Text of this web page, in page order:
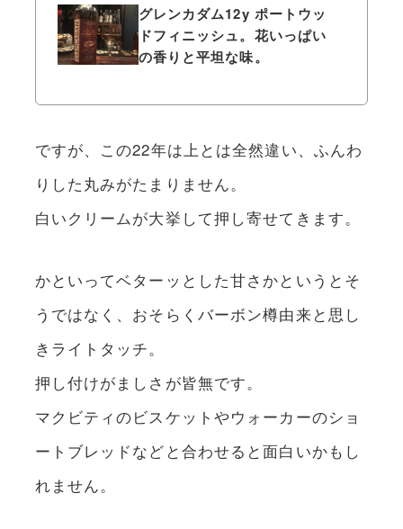
グレンカダム12y ポートウッ
ドフィニッシュ。花いっぱい
の香りと平坦な味。
ですが、この22年は上とは全然違い、ふんわ
りした丸みがたまりません。
白いクリームが大挙して押し寄せてきます。
かといってベターッとした甘さかというとそ
うではなく、おそらくバーボン樽由来と思し
きライトタッチ。
押し付けがましさが皆無です。
マクビティのビスケットやウォーカーのショ
ートブレッドなどと合わせると面白いかもし
れません。